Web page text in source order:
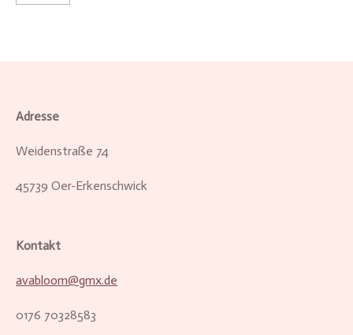
Adresse
Weidenstraße 74
45739 Oer-Erkenschwick
Kontakt
avabloom@gmx.de
0176 70328583